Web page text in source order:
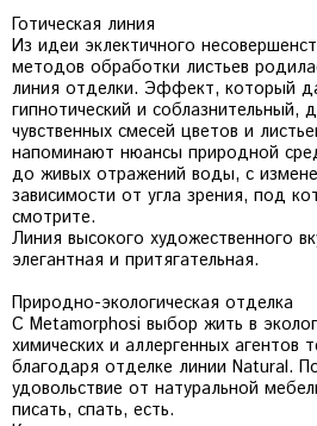
Готическая линия
Из идеи эклектичного
методов обработки листьев
линия отделки. Эффект, который
гипнотический и соблазнительный,
чувственных смесей цветов и
напоминают нюансы природной
до живых отражений воды, с
зависимости от угла зрения, под
смотрите.
Линия высокого художественного
элегантная и притягательная.
Природно-экологическая отделка
С Metamorphosi выбор жить в
химических и аллергенных агентов
благодаря отделке линии Natural.
удовольствие от натуральной
писать, спать, есть.